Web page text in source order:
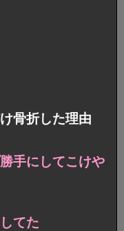
骨折した理由
手にしてこけや
してた